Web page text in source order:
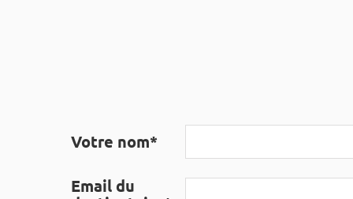
Votre nom*
Email du